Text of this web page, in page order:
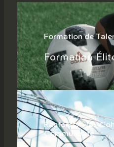
Formation de
Formation
Renforcer la
Communauté